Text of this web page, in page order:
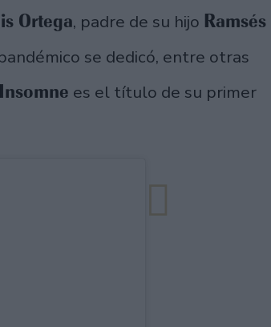
Ortega, padre de su hijo Ramsés
se dedicó, entre otras
es el título de su primer